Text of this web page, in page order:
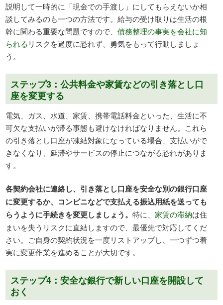
説明して一時的に「現金での手渡し」にしてもらえないか相
談してみるのも一つの方法です。給与の受け取りは生活の根
幹に関わる重要な問題ですので、債務整理の事実を会社に知
られる リスクを過度に恐れず、勇気をもって行動しましょ
う。
ステップ3：公共料金や家賃などの引き落とし口
座を変更する
電気、ガス、水道、家賃、携帯電話料金といった、生活に不
可欠な支払いが滞る事態も避けなければなりません。これら
の引き落とし口座が凍結対象になっている場合、支払いがで
きなくなり、延滞やサービスの停止につながる恐れがありま
す。
各契約会社に連絡し、引き落とし口座を安全な別の銀行口座
に変更するか、コンビニなどで支払える振込用紙を送っても
らうように手続きを変更しましょう。特に、家賃の滞納は住
まいを失うリスクに直結しますので、最優先で対応してくだ
さい。ご自身の契約状況を一度リストアップし、一つずつ着
実に変更作業を進めることが大切です。
ステップ4：安全な銀行で新しい口座を開設して
おく